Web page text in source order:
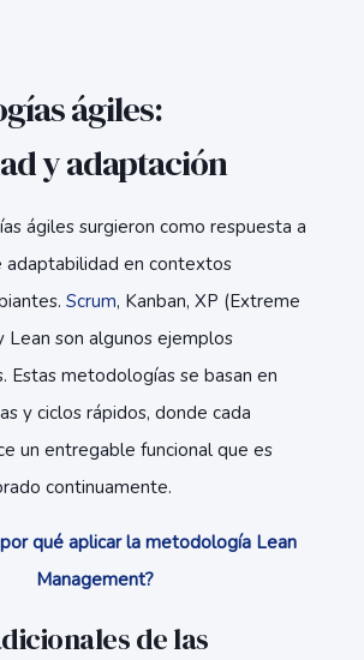
ágiles:
y adaptación
ágiles surgieron como respuesta a
adaptabilidad en contextos
Scrum, Kanban, XP (Extreme
Lean son algunos ejemplos
Estas metodologías se basan en
y ciclos rápidos, donde cada
un entregable funcional que es
continuamente.
qué aplicar la metodología Lean
Management?
de las